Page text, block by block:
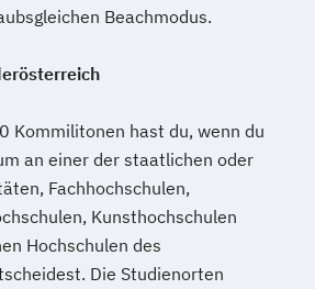
Rechts
Prozess- und
Veränderungsmanagement
&
Beachmodus.
Kommilitonen hast du, wenn du
an einer der staatlichen oder
Fachhochschulen,
Kunsthochschulen
Hochschulen des
Die Studienorten